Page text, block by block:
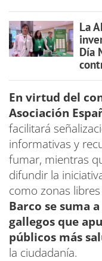
La
Día
En virtud del
Asociación
facilitará
informativas y
fumar, mientras
difundir la
como zonas
Barco se suma
gallegos que
públicos más
la ciudadanía.